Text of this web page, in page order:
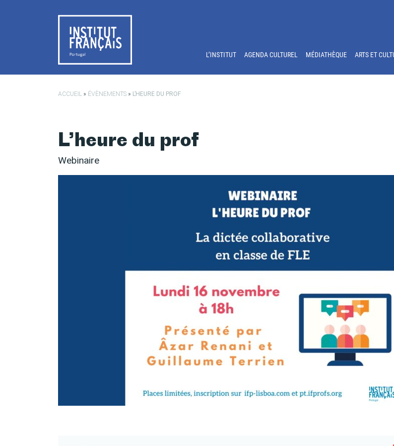
L’INSTITUT AGENDA CULTUREL MÉDIATHÈQUE ARTS ET
ACCUEIL » ÉVÈNEMENTS » L’HEURE DU PROF
L’heure du prof
Webinaire